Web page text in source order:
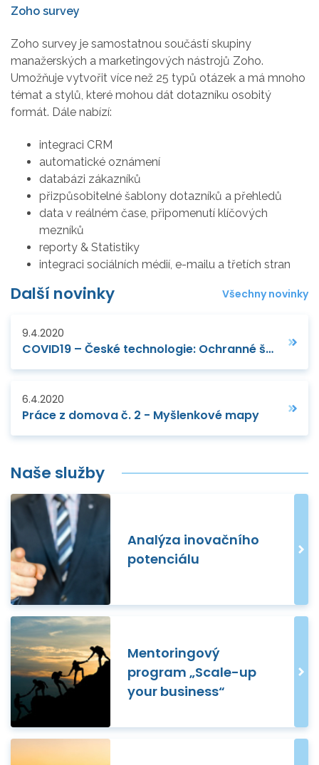
Zoho survey
Zoho survey je samostatnou součástí skupiny
manažerských a marketingových nástrojů Zoho.
Umožňuje vytvořit více než 25 typů otázek a má mnoho
témat a stylů, které mohou dát dotazníku osobitý
formát. Dále nabízí:
integraci CRM
automatické oznámení
databázi zákazníků
přizpůsobitelné šablony dotazníků a přehledů
data v reálném čase, připomenutí klíčových
mezníků
reporty & Statistiky
integraci sociálních médií, e-mailu a třetích stran
Další novinky Všechny novinky
9.4.2020
COVID19 – České technologie: Ochranné štíty pro lékaře a profesionály z 3D tisku
6.4.2020
Práce z domova č. 2 - Myšlenkové mapy
Naše služby
Analýza inovačního
potenciálu
Mentoringový
program „Scale-up
your business“